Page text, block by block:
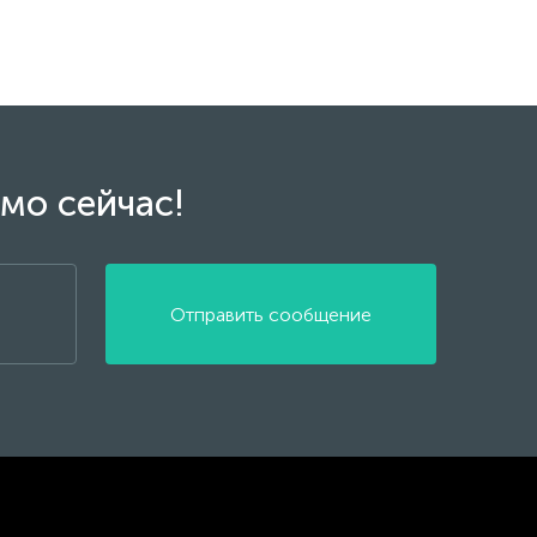
сейчас!
Отправить сообщение